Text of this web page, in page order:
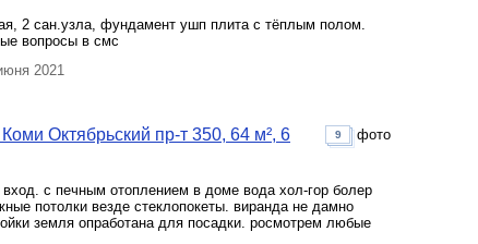
2 сан.узла, фундамент ушп плита с тёплым полом.
вопросы в смс
2021
Октябрьский пр-т 350, 64 м², 6
с печным отоплением в доме вода хол-гор болер
потолки везде стеклопокеты. виранда не дамно
земля опработана для посадки. росмотрем любые
9 фото